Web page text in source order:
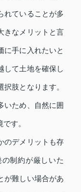
れていることが多
きなメリットと言
に手に入れたいと
して土地を確保し
肢となります。
いため、自然に囲
す。
のデメリットも存
制約が厳しいた
が難しい場合があ